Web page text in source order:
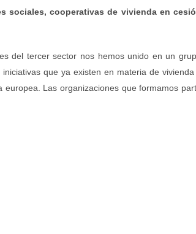
sociales, cooperativas de vivienda en
del tercer sector nos hemos unido en un
que ya existen en materia de
Las organizaciones que formamos